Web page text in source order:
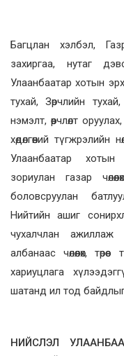
Багцлан хэлбэл,
захиргаа, нутаг
Улаанбаатар хотын
тухай, Зөрчлийн
нэмэлт, өөрчлөлт
хөдөлгөөний түгжрэлийн
Улаанбаатар хотын
зориулан газар
боловсруулан
Нийтийн ашиг
чухалчлан ажиллаж
албанаас чөлөөлөх,
хариуцлага
шатанд ил тод
НИЙСЛЭЛ